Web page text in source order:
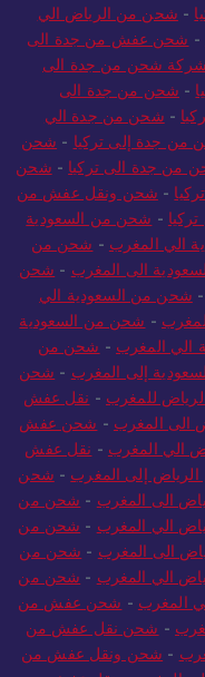
- شحن من الرياض الي
- شحن عفش من جدة الى
شركة شحن من جدة الى
- شحن من جدة الى
- شحن من جدة الي
من جدة إلى تركيا - شحن
من جدة الى تركيا - شحن
- شحن ونقل عفش من
- شحن من السعودية
الي المغرب - شحن من
الى المغرب - شحن
- شحن من السعودية الي
- شحن من السعودية
المغرب - شحن من
إلى المغرب - شحن
للمغرب - نقل عفش
الى المغرب - شحن عفش
الي المغرب - نقل عفش
إلى المغرب - شحن
الى المغرب - شحن من
الي المغرب - شحن من
الى المغرب - شحن من
الي المغرب - شحن من
المغرب - شحن عفش من
- شحن نقل عفش من
- شحن ونقل عفش من